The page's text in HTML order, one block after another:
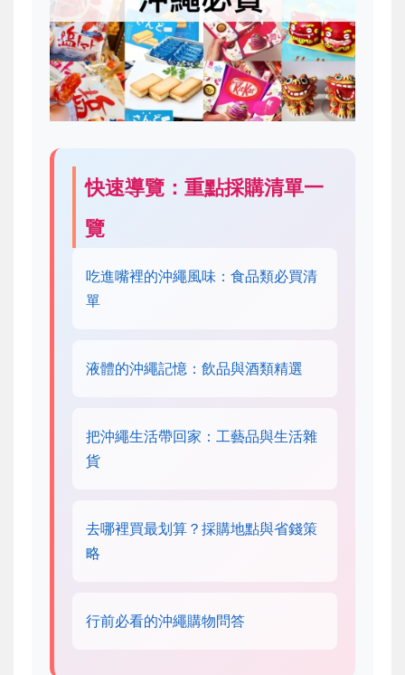
快速導覽：重點採購清單一
覽
吃進嘴裡的沖繩風味：食品類必買清
單
液體的沖繩記憶：飲品與酒類精選
把沖繩生活帶回家：工藝品與生活雜
貨
去哪裡買最划算？採購地點與省錢策
略
行前必看的沖繩購物問答